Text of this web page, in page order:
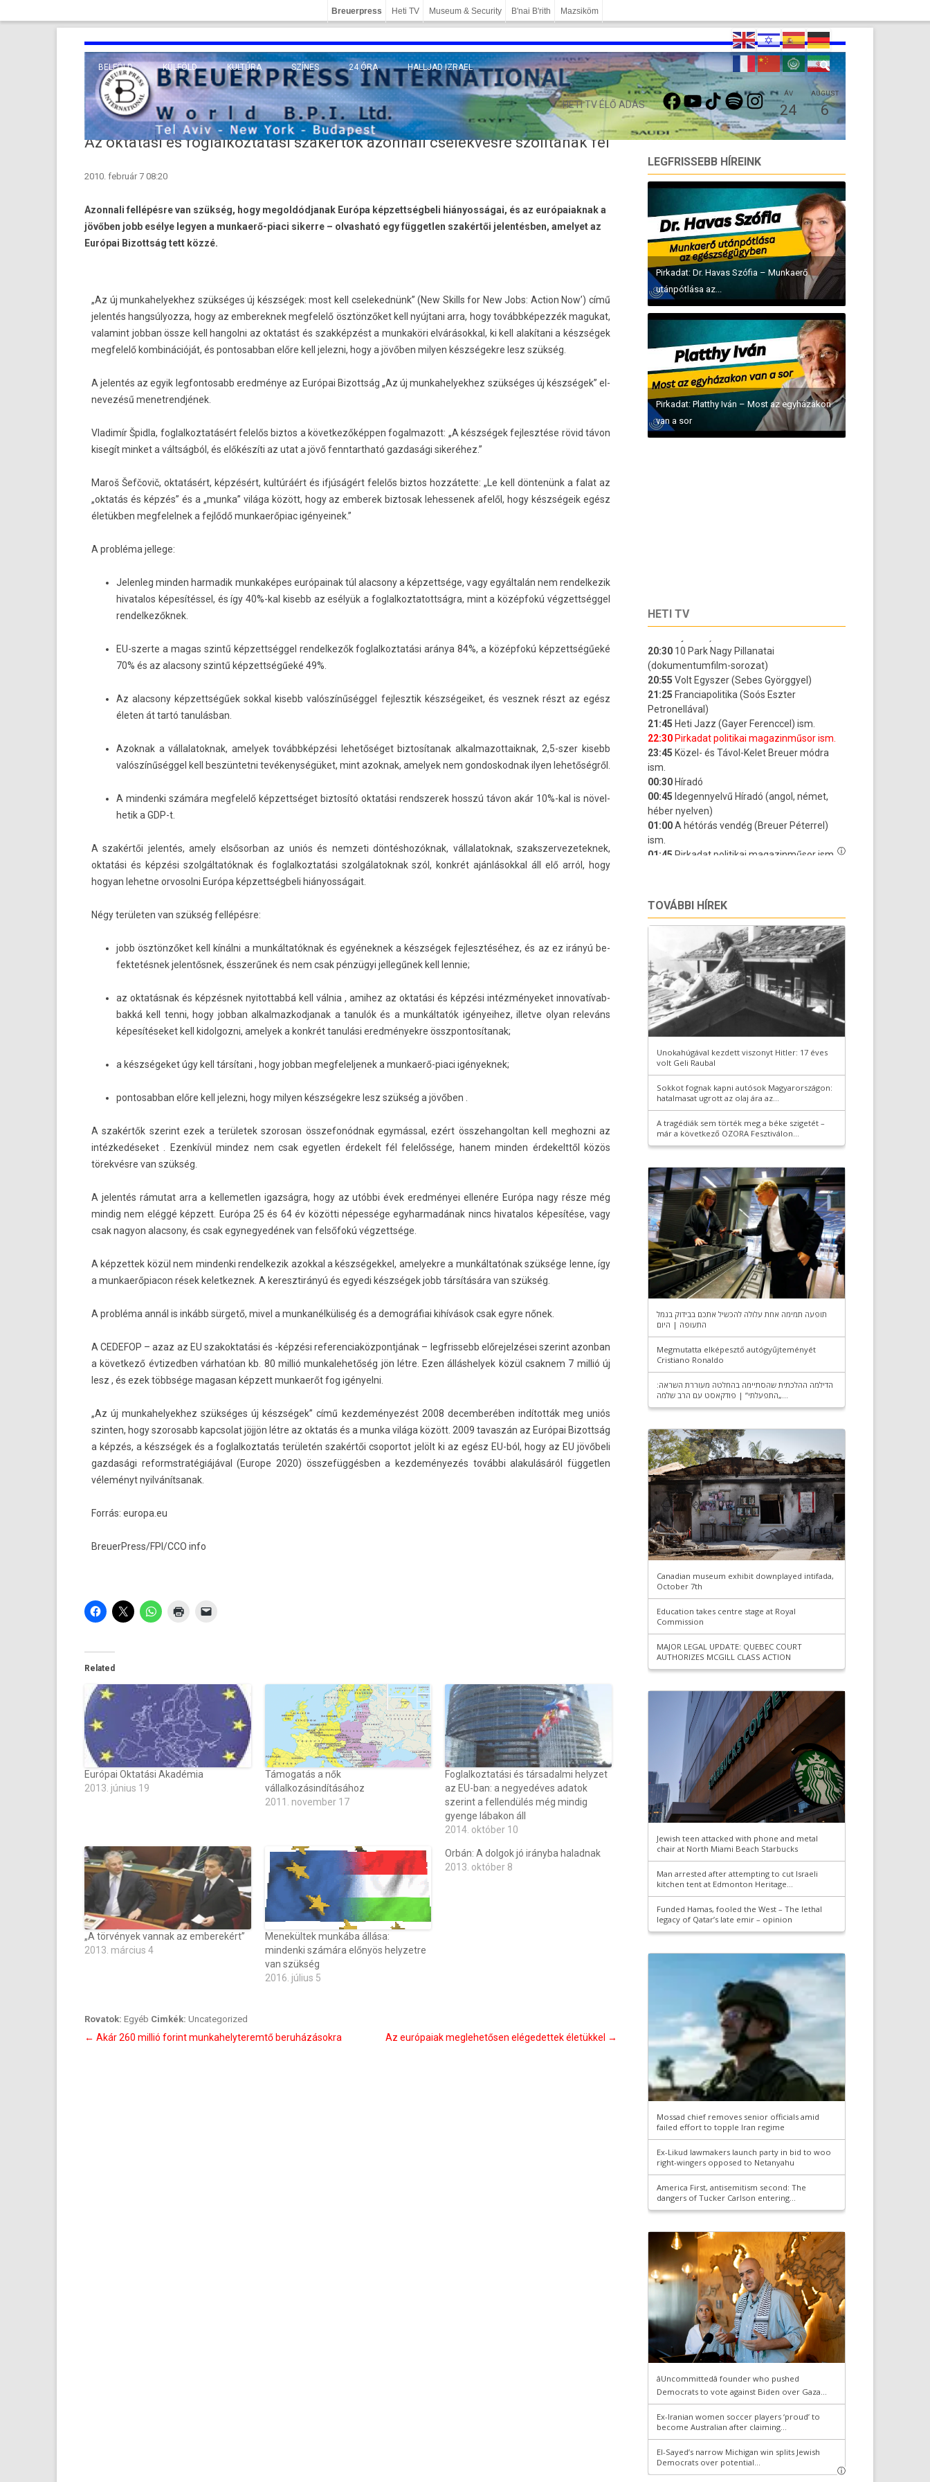
Breuerpress Heti TV Museum & Security B'nai B'rith Mazsiköm
BELFÖLD KÜLFÖLD
EURÓPA
KÖZEL-KELET
TENGERENTÚL
KULTÚRA
TUDOMÁNY
VALLÁS
SZÍNES 24 ÓRA HALLJAD IZRAEL
HETI TV ÉLŐ ADÁS
FACEBOOKYOUTUBETIKTOKSPOTIFYINSTAGRAMÁV
24
AUGUST
6
Az oktatási és foglalkoztatási szakértők azonnali cselekvésre szólítanak fel
2010. február 7 08:20
Azonnali fellépésre van szükség, hogy megoldódjanak Európa képzettségbeli hiányosságai, és az európaiaknak a
jövőben jobb esélye legyen a munkaerő-piaci sikerre – olvasható egy független szakértői jelentésben, amelyet az
Európai Bizottság tett közzé.
„Az új mun­kahelyek­hez szükséges új készségek: most kell cseleked­nünk” (New Skills for New Jobs: Ac­tion Now’) című
jelen­tés han­gsúlyoz­za, hogy az em­berek­nek meg­felelő ösztönzőket kell nyújtani arra, hogy továbbképezzék magukat,
valamint job­ban össze kell han­gol­ni az oktatást és szakképzést a mun­kaköri el­várásokk­al, ki kell alakítani a készségek
meg­felelő kom­binációját, és pon­tosab­ban előre kell jelez­ni, hogy a jövőben mily­en készségekre lesz szükség.
A jelen­tés az egyik leg­fontosabb eredménye az Európai Bi­zottság „Az új mun­kahelyek­hez szükséges új készségek” el­
nevezésű menet­rendjének.
Vladimír Špidla, fog­lalkoz­tatásért felelős bi­ztos a követ­kezőképp­en fogal­mazott: „A készségek fej­lesztése rövid távon
kisegít min­ket a váltságból, és előkészíti az utat a jövő fenntartható gaz­dasági sikeréhez.”
Maroš Šefčovič, oktatásért, képzésért, kultúráért és ifjúságért felelős bi­ztos hozzátette: „Le kell döntenünk a falat az
„oktatás és képzés” és a „munka” világa között, hogy az em­berek bi­ztosak lehes­senek afelől, hogy készségeik egész
életükben meg­felel­nek a fejlődő mun­kaerőpiac igényeinek.”
A probléma jel­lege:
Jelen­leg mind­en har­madik mun­kaképes európainak túl al­ac­sony a kép­zettsége, vagy egyáltalán nem re­ndel­kezik
hivatalos képesítéssel, és így 40%-kal kisebb az esélyük a fog­lalkoz­tatottság­ra, mint a középfokú vég­zettség­gel
re­ndel­kezők­nek.
EU-szerte a magas szintű kép­zettség­gel re­ndel­kezők fog­lalkoz­tatási aránya 84%, a középfokú kép­zettségűeké
70% és az al­ac­sony szintű kép­zettségűeké 49%.
Az al­ac­sony kép­zettségűek sokk­al kisebb valószínűséggel fej­lesztik készségeiket, és vesznek részt az egész
életen át tartó tanulásban.
Azok­nak a vál­lalatok­nak, amelyek továbbképzési lehetőséget bi­ztosítanak al­kal­mazot­taik­nak, 2,5-szer kisebb
valószínűséggel kell be­szün­tetni tevékenységüket, mint azok­nak, amelyek nem gon­doskod­nak ilyen lehetőségről.
A min­denki számára meg­felelő kép­zettséget bi­ztosító oktatási re­ndszerek hosszú távon akár 10%-kal is növel­
hetik a GDP-t.
A szakértői jelen­tés, amely el­sősor­ban az uniós és nem­zeti döntéshozóknak, vál­lalatok­nak, szakszer­vezetek­nek,
oktatási és képzési szolgáltatóknak és fog­lalkoz­tatási szol­gálatok­nak szól, konkrét aján­lásokk­al áll elő arról, hogy
hogyan lehet­ne or­vosol­ni Európa kép­zettség­beli hiányosságait.
Négy területen van szükség fellépésre:
jobb ösztönzőket kell kínálni a munkáltatóknak és egyének­nek a készségek fej­lesztéséhez, és az ez irányú be­
fek­tetés­nek jelen­tősnek, ésszerűnek és nem csak pénzügyi jel­legűnek kell len­nie;
az oktatásnak és képzésnek nyitot­tabbá kell válnia , amihez az oktatási és képzési in­téz­ményeket in­novatívab­
bakká kell tenni, hogy job­ban al­kal­mazkod­janak a tanulók és a munkáltatók igényeihez, il­let­ve olyan releváns
képesítéseket kell kidol­gozni, amelyek a konkrét tanulási ered­mények­re összpon­tosítanak;
a készségeket úgy kell társítani , hogy job­ban meg­felel­jenek a munkaerő-piaci igények­nek;
pon­tosab­ban előre kell jelez­ni, hogy mily­en készségekre lesz szükség a jövőben .
A szakértők szerint ezek a területek szorosan összefonód­nak egymással, ezért összehan­goltan kell meg­hozni az
intézkedéseket . Ezenkívül min­dez nem csak egyetl­en érdekelt fél felelőssége, hanem mind­en érdekelttől közös
törekvésre van szükség.
A jelen­tés rámutat arra a kel­lemetl­en igazságra, hogy az utóbbi évek eredményei ellenére Európa nagy része még
min­dig nem eléggé képzett. Európa 25 és 64 év közötti népessége egyhar­madának nincs hivatalos képesítése, vagy
csak nagyon al­ac­sony, és csak egynegyedének van felsőfokú vég­zettsége.
A kép­zettek közül nem min­denki re­ndel­kezik azokk­al a készségek­kel, amelyek­re a munkáltatónak szüksége lenne, így
a mun­kaerőpiacon rések kelet­keznek. A keresztirányú és egyedi készségek jobb társítására van szükség.
A probléma annál is inkább sürgető, mivel a mun­kanél­küliség és a de­mog­ráfiai kihívások csak egyre nőnek.
A CEDEFOP – azaz az EU szakok­tatási és -képzési re­feren­ciaköz­pontjának – legfris­sebb előrejel­zései szerint azon­ban
a követ­kező évtizedb­en várhatóan kb. 80 millió mun­kalehetőség jön létre. Ezen állás­helyek közül csak­nem 7 millió új
lesz , és ezek többsége magasan képzett mun­kaerőt fog igényel­ni.
„Az új mun­kahelyek­hez szükséges új készségek” című kez­deményezést 2008 de­cem­beréb­en indították meg uniós
szint­en, hogy szorosabb kapcsolat jöjjön létre az oktatás és a munka világa között. 2009 tavas­zán az Európai Bi­zottság
a képzés, a készségek és a fog­lalkoz­tatás területén szakértői csopor­tot jelölt ki az egész EU-ból, hogy az EU jövőbeli
gaz­dasági re­formstratégiájáv­al (Europe 2020) összefüggésben a kez­deményezés további al­akulásáról füg­getl­en
véleményt nyil­vánít­sanak.
Forrás: europa.eu
BreuerPress/FPI/CCO info
Related
Európai Oktatási Akadémia
2013. június 19
Támogatás a nők
vállalkozásindításához
2011. november 17
Foglalkoztatási és társadalmi helyzet
az EU-ban: a negyedéves adatok
szerint a fellendülés még mindig
gyenge lábakon áll
2014. október 10
„A törvények vannak az emberekért”
2013. március 4
Menekültek munkába állása:
mindenki számára előnyös helyzetre
van szükség
2016. július 5
Orbán: A dolgok jó irányba haladnak
2013. október 8
Rovatok: Egyéb Cimkék: Uncategorized
Bejegyzés
← Akár 260 millió forint munkahelyteremtő beruházásokra Az európaiak meglehetősen elégedettek életükkel →
LEGFRISSEBB HÍREINK
Pirkadat: Dr. Havas Szófia – Munkaerő
utánpótlása az...
Pirkadat: Platthy Iván – Most az egyházakon
van a sor
HETI TV
TOVÁBBI HÍREK